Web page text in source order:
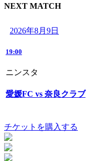
NEXT MATCH
2026年8月9日
19:00
ニンスタ
愛媛FC vs 奈良クラブ
チケットを購入する